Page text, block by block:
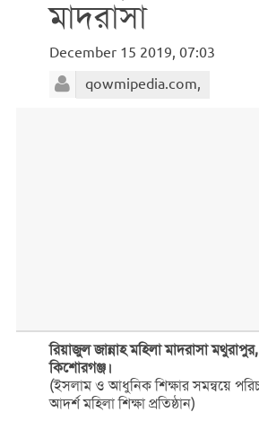
মাদরাসা
December 15 2019, 07:03
qowmipedia.com,
রিয়াজুল জান্নাহ মহিলা মাদরাসা
কিশোরগঞ্জ।
(ইসলাম ও আধুনিক শিক্ষার সমন্বয়ে
আদর্শ মহিলা শিক্ষা প্রতিষ্ঠান)